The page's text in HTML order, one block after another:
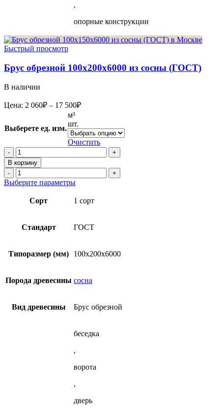
,
опорные конструкции
Быстрый просмотр
Брус обрезной 100х200х6000 из сосны (ГОСТ)
В наличии
Цена: 2 060₽ – 17 500₽Диапазон
060₽
–
17
500₽
Выберете ед. изм.
м³
шт.
Очистить
Количество
товара
Брус
обрезной
100х200х6000
сосны
В корзину
Количество
товара
Брус
обрезной
100х200х6000
сосны
(ГОСТ)
Выберите параметрыЭтот
имеет
Опции
на
Сорт 1 сорт
Стандарт ГОСТ
Типоразмер (мм) 100x200x6000
Порода древесины сосна
Вид древесины Брус обрезной
беседка
,
ворота
,
дверь